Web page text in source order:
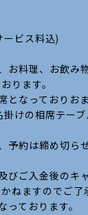
ービス料込)
お料理、お飲み
ります。
となっておりおま
けの相席テー
予約は締め切ら
びご入金後のキ
ねますのでご了
っております。